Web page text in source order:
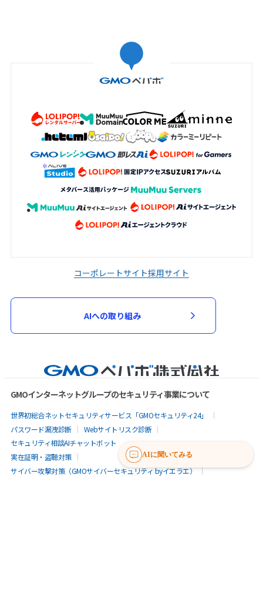
コーポレートサイト採用サイト
AIへの取り組み
GMOインターネットグループのセキュリティ事業について
世界初総合ネットセキュリティサービス「GMOセキュリティ24」
パスワード漏洩診断
Webサイトリスク診断
セキュリティ相談AIチャットボット
実在証明・盗聴対策
サイバー攻撃対策（GMOサイバーセキュリティ byイエラエ）
AIに聞いてみる